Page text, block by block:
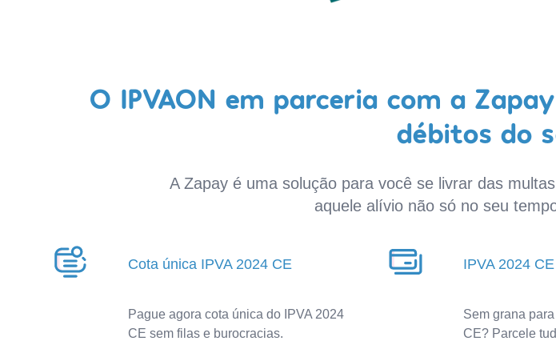
O IPVAON em parceria com a
débitos do
A Zapay é uma solução para você se livrar das
aquele alívio não só no seu
Cota única IPVA 2024 CE
Pague agora cota única do IPVA 2024
CE sem filas e burocracias.
IPVA 2024
Sem grana
CE? Parcele